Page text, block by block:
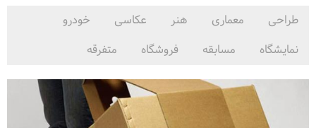
طراحی معماری هنر عکاسی
خودرو
نمایشگاه
مسابقه فروشگاه متفرقه